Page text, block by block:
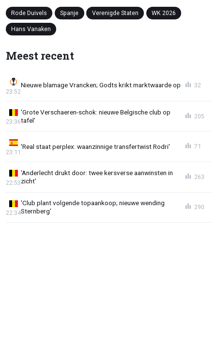
Rode Duivels Spanje Verenigde Staten WK 2026
Hans Vanaken
Meest recent
Nieuwe blamage Vrancken; Godts krikt marktwaarde op
23:52
32
'Grote Verschaeren-schok: nieuwe Belgische club op
tafel'
23:36
205
'Real staat perplex: waanzinnige transfertwist Rodri'
23:11
71
'Anderlecht drukt door: twee kersverse aanwinsten in
zicht'
22:53
263
'Club plant volgende topaankoop; nieuwe wending
Sternberg'
22:34
290